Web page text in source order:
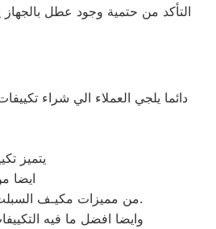
التأكد من حتمية وجود عطل
دائما يلجي العملاء الي شراء
يتميز
ايضا
من مميزات مكيـف السبلت أيضًا، أنه سهل التنظيف، ولا يستهلك الكثير من الوقت عند إزالة الأتربة والأوساخ الموجودة عليه، ويعد هذا النوع من التكييفات من أسهل الأنواع في تنظيفها.
وايضا افضل ما فيه